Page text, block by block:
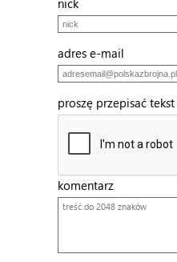
nick
adres e-mail
proszę przepisać
komentarz